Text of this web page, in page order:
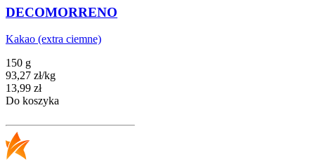
DECOMORRENO
Kakao (extra ciemne)
150 g
93,27 zł/kg
Cena
13,99 zł
Do koszyka